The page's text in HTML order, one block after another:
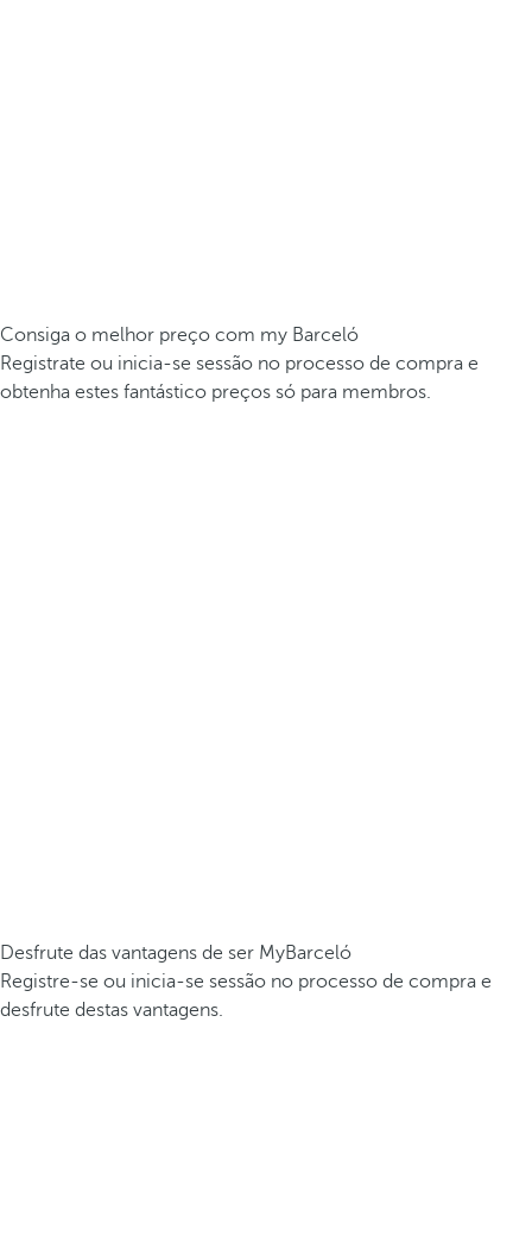
Consiga o melhor preço com my Barceló
Registrate ou inicia-se sessão no processo de compra e
obtenha estes fantástico preços só para membros.
Desfrute das vantagens de ser MyBarceló
Registre-se ou inicia-se sessão no processo de compra e
desfrute destas vantagens.